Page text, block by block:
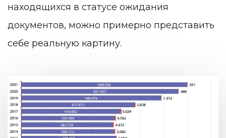
находящихся в статусе ожидания
документов, можно примерно представить
себе реальную картину.